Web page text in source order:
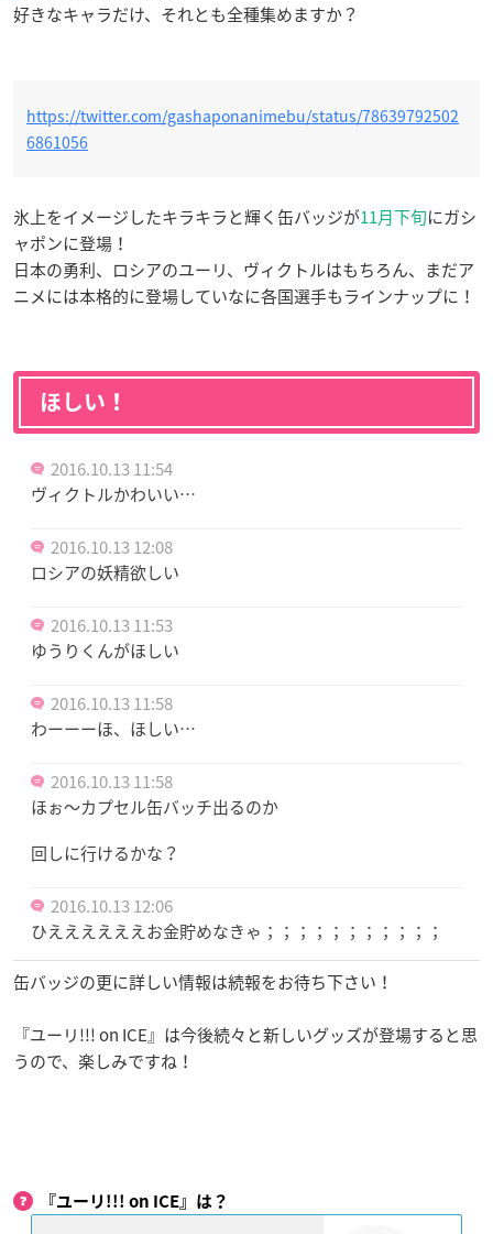
好きなキャラだけ、それとも全種集めますか？
https://twitter.com/gashaponanimebu/status/78639792502
6861056
氷上をイメージしたキラキラと輝く缶バッジが11月下旬にガシ
ャポンに登場！
日本の勇利、ロシアのユーリ、ヴィクトルはもちろん、まだア
ニメには本格的に登場していなに各国選手もラインナップに！
ほしい！
2016.10.13 11:54
ヴィクトルかわいい…
2016.10.13 12:08
ロシアの妖精欲しい
2016.10.13 11:53
ゆうりくんがほしい
2016.10.13 11:58
わーーーほ、ほしい…
2016.10.13 11:58
ほぉ〜カプセル缶バッチ出るのか
回しに行けるかな？
2016.10.13 12:06
ひええええええお金貯めなきゃ；；；；；；；；；；；
缶バッジの更に詳しい情報は続報をお待ち下さい！
『ユーリ!!! on ICE』は今後続々と新しいグッズが登場すると思
うので、楽しみですね！
『ユーリ!!! on ICE​』は？